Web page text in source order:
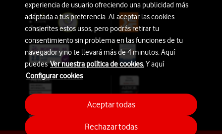
experiencia de usuario ofreciendo una publicidad más
adaptada a tus preferencia. Al aceptar las cookies
consientes estos usos, pero podrás retirar tu
consentimiento sin problema en las funciones de tu
navegador y no te llevará más de 4 minutos. Aquí
puedesVer nuestra política de cookies.Y aquí
Configurar cookies
Rechazar todas
Aceptar todas